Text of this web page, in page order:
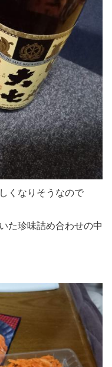
くなりそうなので
た珍味詰め合わせの中